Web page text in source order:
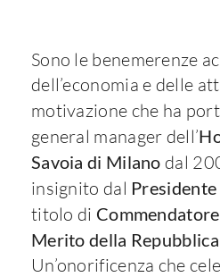
Sono le benemerenze
dell’economia e delle
motivazione che ha
general manager dell’
Savoia di Milano dal
insignito dal
titolo di
Merito della
Un’onorificenza che